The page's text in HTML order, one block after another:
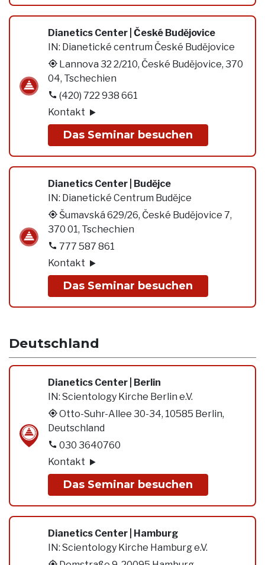
Dianetics Center | České Budějovice
IN: Dianetické centrum České Budějovice
Lannova 32 2/210, České Budějovice, 370
04, Tschechien
(420) 722 938 661
Kontakt
Das Seminar besuchen
Dianetics Center | Budĕjce
IN: Dianetické Centrum Budĕjce
Šumavská 629/26, České Budějovice 7,
370 01, Tschechien
777 587 861
Kontakt
Das Seminar besuchen
Deutschland
Dianetics Center | Berlin
IN: Scientology Kirche Berlin e.V.
Otto-Suhr-Allee 30-34, 10585 Berlin,
Deutschland
030 3640760
Kontakt
Das Seminar besuchen
Dianetics Center | Hamburg
IN: Scientology Kirche Hamburg e.V.